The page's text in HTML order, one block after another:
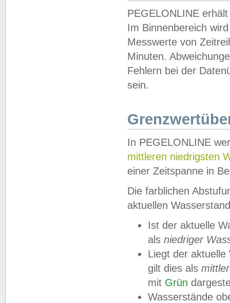
PEGELONLINE
Im Binnenbereich
Messwerte von
Minuten.
Fehlern bei der
sein.
In PEGELONLINE
mittleren niedrigsten
einer Zeitspanne in
Die farblichen
aktuellen
Ist der aktuelle
als niedriger
Liegt der
gilt dies als
mit Grün
Wasserstände